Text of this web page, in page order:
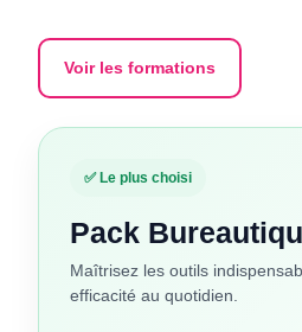
Voir les formations
✅ Le plus choisi
Pack
Maîtrisez les outils
efficacité au quotidien.